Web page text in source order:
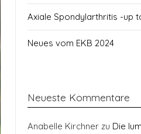
Axiale Spondylarthritis -up
Neues vom EKB 2024
Neueste Kommentare
Anabelle Kirchner zu Die